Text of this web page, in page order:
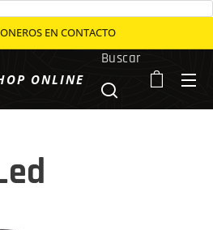
EN CONTACTO
ONLINE
Buscar